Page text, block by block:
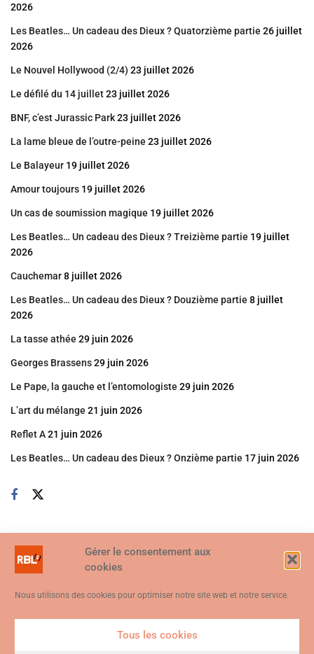
Gérer le consentement aux
cookies
Nous utilisons des cookies pour optimiser notre site web et notre service.
Tous les cookies
2026
Les Beatles… Un cadeau des Dieux ? Quatorzième partie 26 juillet
2026
Le Nouvel Hollywood (2/4) 23 juillet 2026
Le défilé du 14 juillet23 juillet 2026
BNF, c’est Jurassic Park23 juillet 2026
La lame bleue de l’outre-peine 23 juillet 2026
Le Balayeur 19 juillet 2026
Amour toujours 19 juillet 2026
Un cas de soumission magique 19 juillet 2026
Les Beatles… Un cadeau des Dieux ? Treizième partie 19 juillet
2026
Cauchemar8 juillet 2026
Les Beatles… Un cadeau des Dieux ? Douzième partie 8 juillet
2026
La tasse athée 29 juin 2026
Georges Brassens29 juin 2026
Le Pape, la gauche et l’entomologiste 29 juin 2026
L’art du mélange 21 juin 2026
Reflet A21 juin 2026
Les Beatles… Un cadeau des Dieux ? Onzième partie 17 juin 2026